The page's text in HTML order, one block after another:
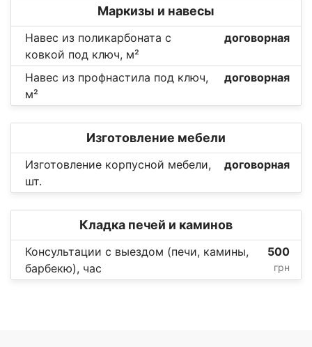
Маркизы и навесы
Навес из поликарбоната с
ковкой под ключ, м²
договорная
Навес из профнастила под ключ,
м²
договорная
Изготовление мебели
Изготовление корпусной мебели,
шт.
договорная
Кладка печей и каминов
Консультации с выездом (печи, камины,
барбекю), час
500
грн